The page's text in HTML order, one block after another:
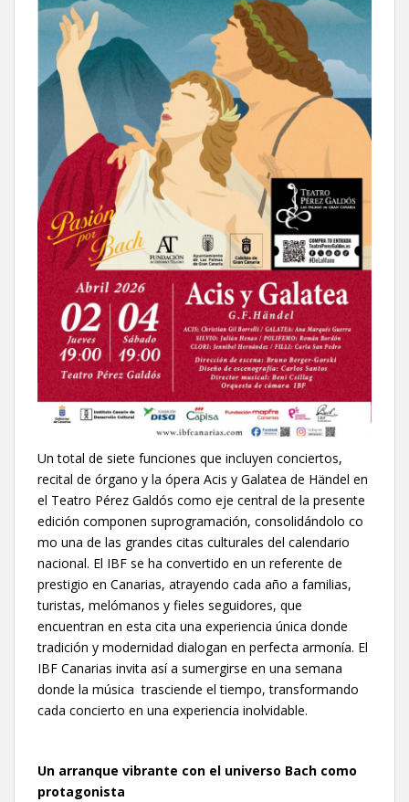
Un total de siete funciones que incluyen conciertos,
recital de órgano y la ópera Acis y Galatea de Händel en
el Teatro Pérez Galdós como eje central de la presente
edición componen suprogramación, consolidándolo co
mo una de las grandes citas culturales del calendario
nacional. El IBF se ha convertido en un referente de
prestigio en Canarias, atrayendo cada año a familias,
turistas, melómanos y fieles seguidores, que
encuentran en esta cita una experiencia única donde
tradición y modernidad dialogan en perfecta armonía. El
IBF Canarias invita así a sumergirse en una semana
donde la música trasciende el tiempo, transformando
cada concierto en una experiencia inolvidable.
Un arranque vibrante con el universo Bach como
protagonista